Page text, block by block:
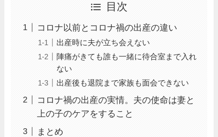
目次
コロナ以前とコロナ禍の出産の違い
出産時に夫が立ち会えない
陣痛がきても誰も一緒に待合室まで入れ
ない
出産後も退院まで家族も面会できない
コロナ禍の出産の実情。夫の使命は妻と
上の子のケアをすること
まとめ